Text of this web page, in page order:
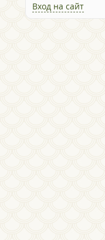
Вход на сайт